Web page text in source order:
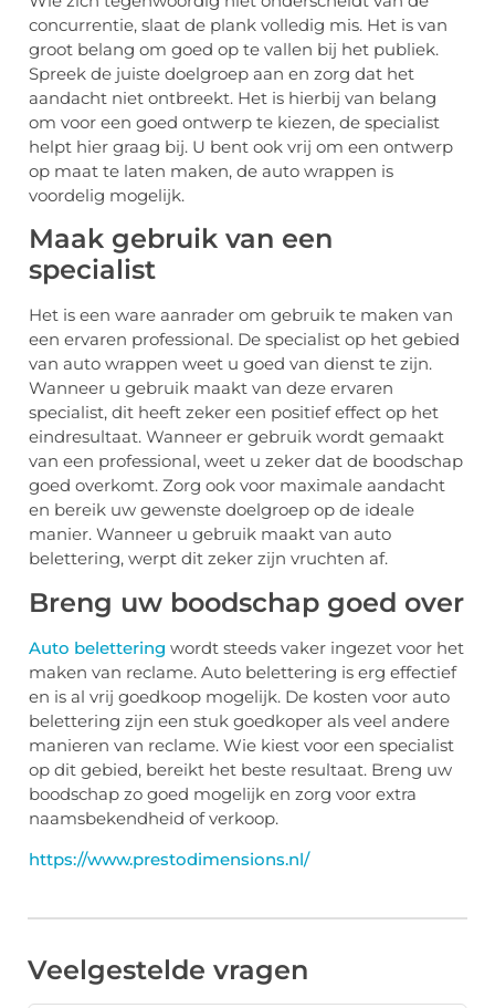
concurrentie, slaat de plank volledig mis. Het is van
groot belang om goed op te vallen bij het publiek.
Spreek de juiste doelgroep aan en zorg dat het
aandacht niet ontbreekt. Het is hierbij van belang
om voor een goed ontwerp te kiezen, de specialist
helpt hier graag bij. U bent ook vrij om een ontwerp
op maat te laten maken, de auto wrappen is
voordelig mogelijk.
Maak gebruik van een
specialist
Het is een ware aanrader om gebruik te maken van
een ervaren professional. De specialist op het gebied
van auto wrappen weet u goed van dienst te zijn.
Wanneer u gebruik maakt van deze ervaren
specialist, dit heeft zeker een positief effect op het
eindresultaat. Wanneer er gebruik wordt gemaakt
van een professional, weet u zeker dat de boodschap
goed overkomt. Zorg ook voor maximale aandacht
en bereik uw gewenste doelgroep op de ideale
manier. Wanneer u gebruik maakt van auto
belettering, werpt dit zeker zijn vruchten af.
Breng uw boodschap goed over
Auto belettering wordt steeds vaker ingezet voor het
maken van reclame. Auto belettering is erg effectief
en is al vrij goedkoop mogelijk. De kosten voor auto
belettering zijn een stuk goedkoper als veel andere
manieren van reclame. Wie kiest voor een specialist
op dit gebied, bereikt het beste resultaat. Breng uw
boodschap zo goed mogelijk en zorg voor extra
naamsbekendheid of verkoop.
https://www.prestodimensions.nl/
Veelgestelde vragen